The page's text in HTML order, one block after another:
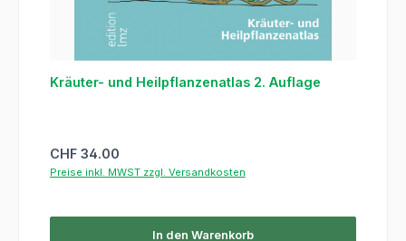
Kräuter- und Heilpflanzenatlas 2. Auflage
Regulärer Preis:
CHF 34.00
Preise inkl. MWST zzgl. Versandkosten
In den Warenkorb